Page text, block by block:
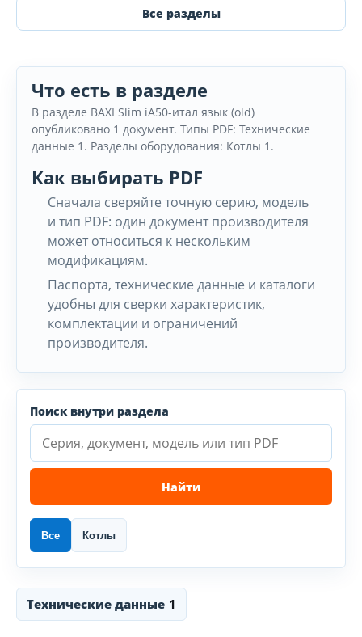
Все разделы
Что есть в разделе
В разделе BAXI Slim iA50-итал язык (old)
опубликовано 1 документ. Типы PDF: Технические
данные 1. Разделы оборудования: Котлы 1.
Как выбирать PDF
Сначала сверяйте точную серию, модель
и тип PDF: один документ производителя
может относиться к нескольким
модификациям.
Паспорта, технические данные и каталоги
удобны для сверки характеристик,
комплектации и ограничений
производителя.
Поиск внутри раздела
Найти
Все Котлы
Технические данные 1